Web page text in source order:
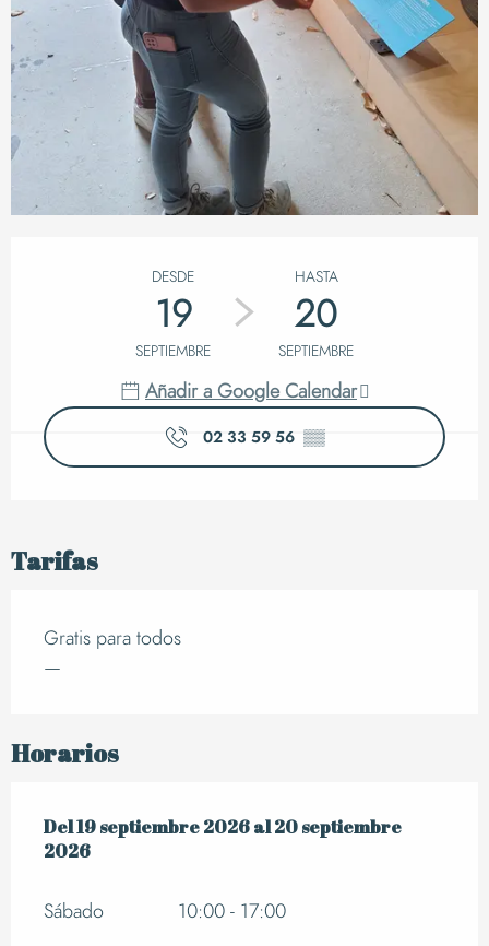
Horarios y datos de
DESDE
19
SEPTIEMBRE
HASTA
20
SEPTIEMBRE
Añadir a Google Calendar
02 33 59 56 ▒▒
Tarifas
Gratis para todos
—
Horarios
Del19 septiembre 2026al20 septiembre 2026
Del19 septiembre 2026al20 septiembre
2026
Sábado 10:00 - 17:00